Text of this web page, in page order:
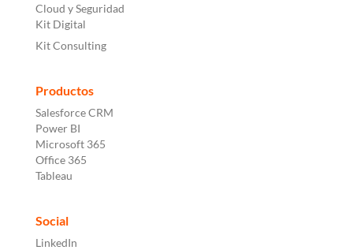
Cloud y Seguridad
Kit Digital
Kit Consulting
Productos
Salesforce CRM
Power BI
Microsoft 365
Office 365
Tableau
Social
LinkedIn